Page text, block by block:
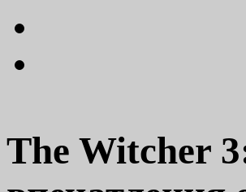
The Witcher